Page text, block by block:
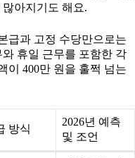
아지기도 해요.
급과 고정 수당만으로는
휴일 근무를 포함한 각
이 400만 원을 훌쩍 넘는
방식
2026년 예측
및 조언